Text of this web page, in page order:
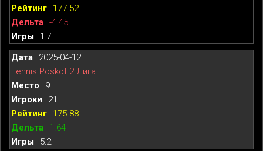
177.52
-4.45
1:7
2025-04-12
Tennis Poskot 2 Лига
9
21
175.88
1.64
5:2